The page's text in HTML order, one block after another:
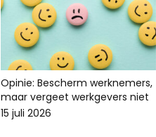
Opinie: Bescherm werknemers,
maar vergeet werkgevers niet
15 juli 2026